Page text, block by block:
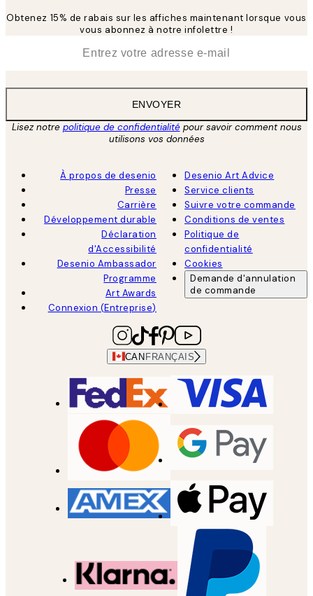
Obtenez 15% de rabais sur les affiches maintenant lorsque vous
vous abonnez à notre infolettre !
ENVOYER
Lisez notre politique de confidentialitépour savoir comment nous
utilisons vos données
À propos de desenio
Presse
Carrière
Développement durable
Déclaration
d'Accessibilité
Desenio Ambassador
Programme
Art Awards
Connexion (Entreprise)
Desenio Art Advice
Service clients
Suivre votre commande
Conditions de ventes
Politique de
confidentialité
Cookies
Demande d'annulation
de commande
CANFRANÇAIS